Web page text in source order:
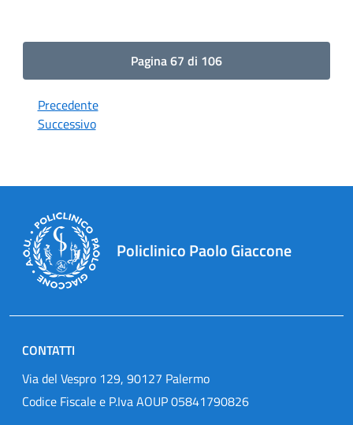
Pagina 67 di 106
Precedente
Successivo
Policlinico Paolo Giaccone
CONTATTI
Via del Vespro 129, 90127 Palermo
Codice Fiscale e P.Iva AOUP 05841790826